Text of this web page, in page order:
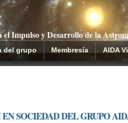
Impulso y Desarrollo de la
del grupo Membresía AIDA
SOCIEDAD DEL GRUPO